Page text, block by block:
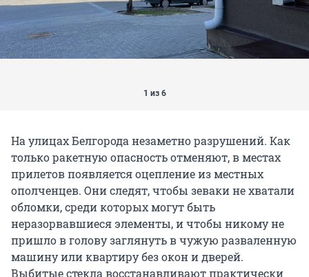
1 из 6
На улицах Белгорода незаметно разрушений. Как
только ракетную опасность отменяют, в местах
прилетов появляется оцепление из местных
ополченцев. Они следят, чтобы зеваки не хватали
обломки, среди которых могут быть
неразорвавшиеся элементы, и чтобы никому не
пришло в голову заглянуть в чужую разваленную
машину или квартиру без окон и дверей.
Выбитые стекла восстанавливают практически